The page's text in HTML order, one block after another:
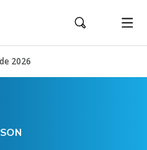
2026